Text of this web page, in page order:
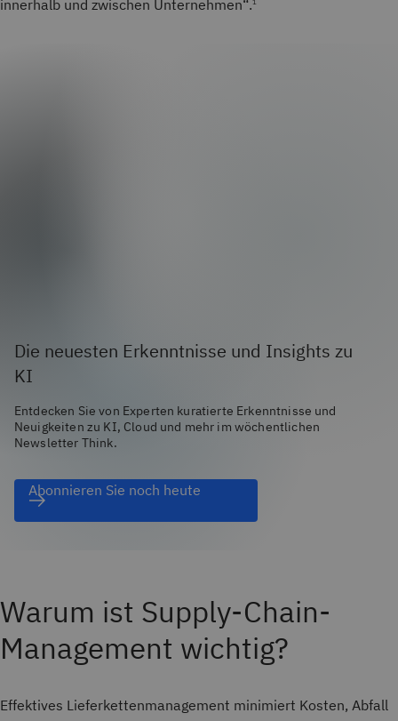
innerhalb und zwischen Unternehmen“.1
Die neuesten Erkenntnisse und Insights zu
KI
Entdecken Sie von Experten kuratierte Erkenntnisse und
Neuigkeiten zu KI, Cloud und mehr im wöchentlichen
Newsletter Think.
Abonnieren Sie noch heute
Warum ist Supply-Chain-
Management wichtig?
Effektives Lieferkettenmanagement minimiert Kosten, Abfall